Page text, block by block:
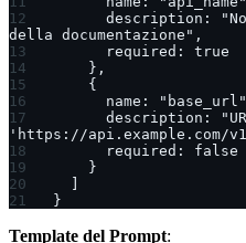
description:
della documentazione",
      required: true
    },
    {
name:
description:
'https://api.example.com/
      required: false
    }
}
Template del Prompt: